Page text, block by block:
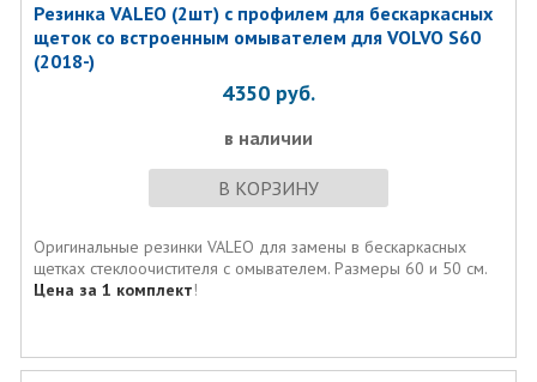
Резинка VALEO (2шт) с профилем для бескаркасных
щеток со встроенным омывателем для VOLVO S60
(2018-)
4350 руб.
в наличии
В КОРЗИНУ
Оригинальные резинки VALEO для замены в бескаркасных
щетках стеклоочистителя с омывателем. Размеры 60 и 50 см.
Цена за 1 комплект!